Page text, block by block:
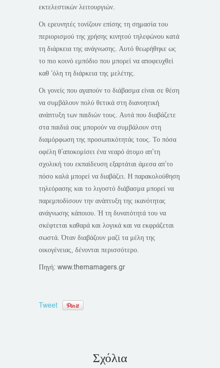
εκτελεστικών λειτουργιών.
Οι ερευνητές τονίζουν επίσης τη σημασία του
περιορισμού της χρήσης κινητού τηλεφώνου κατά
τη διάρκεια της ανάγνωσης. Αυτό θεωρήθηκε ως
το πιο κοινό εμπόδιο που μπορεί να αποφευχθεί
καθ ‘όλη τη διάρκεια της μελέτης.
Οι γονείς που αγαπούν το διάβασμα είναι σε θέση
να συμβάλουν πολύ θετικά στη διανοητική
ανάπτυξη των παιδιών τους. Αυτά που διαβάζετε
στα παιδιά σας μπορούν να συμβάλουν στη
διαμόρφωση της προσωπικότητάς τους. Το πόσα
οφέλη θ’αποκομίσει ένα νεαρό άτομο απ’τη
σχολική του εκπαίδευση εξαρτάται άμεσα απ’το
πόσο καλά μπορεί να διαβάζει. Η παρακολούθηση
τηλεόρασης και το λιγοστό διάβασμα μπορεί να
παρεμποδίσουν την ανάπτυξη της ικανότητας
ανάγνωσης κάποιου. Ή τη δυνατότητά του να
σκέφτεται καθαρά και λογικά και να εκφράζεται
σωστά. Όταν διαβάζουν μαζί τα μέλη της
οικογένειας, δένονται περισσότερο.
Πηγή: www.themamagers.gr
Tweet
Σχόλια